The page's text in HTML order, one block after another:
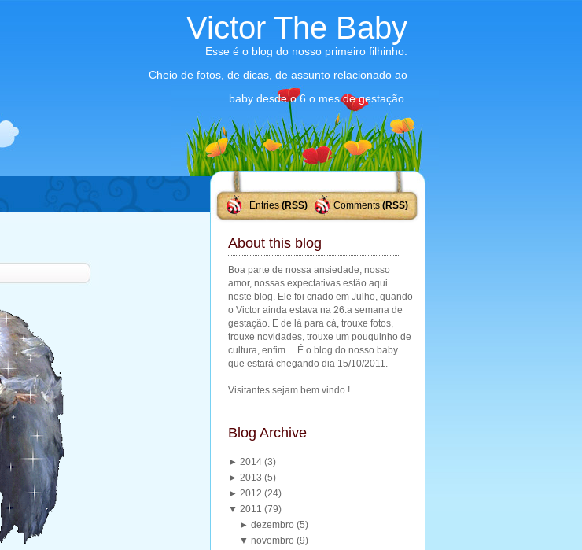
Victor The Baby
Esse é o blog do nosso primeiro filhinho.
Cheio de fotos, de dicas, de assunto relacionado ao
baby desde o 6.o mes de gestação.
Entries(RSS) Comments (RSS)
About this blog
Boa parte de nossa ansiedade, nosso
amor, nossas expectativas estão aqui
neste blog. Ele foi criado em Julho, quando
o Victor ainda estava na 26.a semana de
gestação. E de lá para cá, trouxe fotos,
trouxe novidades, trouxe um pouquinho de
cultura, enfim ... É o blog do nosso baby
que estará chegando dia 15/10/2011.
Visitantes sejam bem vindo !
Blog Archive
► 2014 (3)
► 2013 (5)
► 2012 (24)
▼ 2011 (79)
►dezembro(5)
▼novembro(9)